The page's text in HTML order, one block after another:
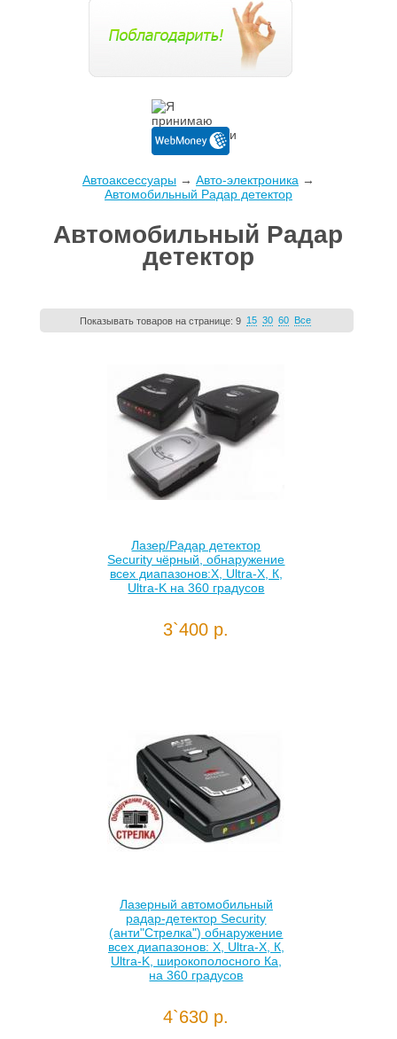
Автоаксессуары→ Авто-электроника →
Автомобильный Радар детектор
Автомобильный Радар
детектор
Показывать товаров на странице: 9 15 30 60 Все
Лазер/Радар детектор
Security чёрный, обнаружение
всех диапазонов:Х, Ultra-X, К,
Ultra-K на 360 градусов
3`400 р.
Лазерный автомобильный
радар-детектор Security
(анти"Стрелка") обнаружение
всех диапазонов: Х, Ultra-X, К,
Ultra-K, широкополосного Ка,
на 360 градусов
4`630 р.